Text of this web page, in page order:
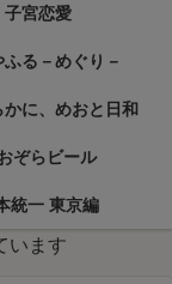
子宮恋愛
ふる－めぐり－
かに、めおと日和
ぞらビール
統一 東京編
います